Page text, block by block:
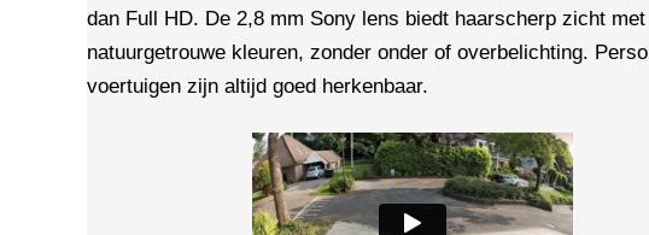
dan Full HD. De 2,8 mm Sony lens biedt haarscherp zicht met
natuurgetrouwe kleuren, zonder onder of overbelichting.
voertuigen zijn altijd goed herkenbaar.